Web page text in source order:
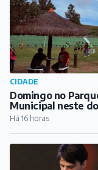
RELIGIÃO
Matriz da Paróquia
da Família a partir
Há 15 horas